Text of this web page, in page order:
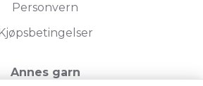
Personvern
Annes garn